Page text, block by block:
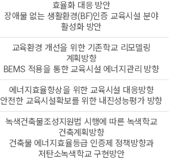
효율화 대응 방안
장애물 없는 생활환경(BF)인증 교육시설 분야
활성화 방안
교육환경 개선을 위한 기존학교 리모델링
계획방향
BEMS 적용을 통한 교육시설 에너지관리 방향
에너지효율향상을 위한 교육시설 대응방향
안전한 교육시설확보를 위한 내진성능평가 방향
녹색건축물조성지원법 시행에 따른 녹색학교
건축계획방향
건축물 에너지효율등급 인증제 정책방향과
저탄소녹색학교 구현방안